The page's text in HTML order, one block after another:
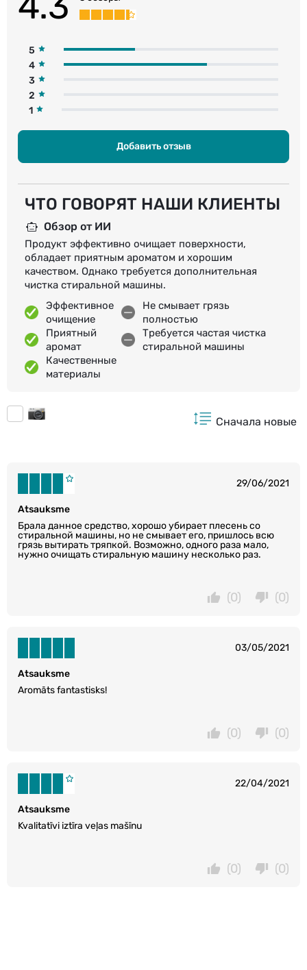
5
4
3
2
1
Добавить отзыв
ЧТО ГОВОРЯТ НАШИ КЛИЕНТЫ
Обзор от ИИ
Продукт эффективно очищает поверхности,
обладает приятным ароматом и хорошим
качеством. Однако требуется дополнительная
чистка стиральной машины.
Эффективное
очищение
Приятный
аромат
Качественные
материалы
Не смывает грязь
полностью
Требуется частая чистка
стиральной машины
Сначала новые
29/06/2021
Atsauksme
Брала данное средство, хорошо убирает плесень со
стиральной машины, но не смывает его, пришлось всю
грязь вытирать тряпкой. Возможно, одного раза мало,
нужно очищать стиральную машину несколько раз.
(0)
(0)
03/05/2021
Atsauksme
Aromāts fantastisks!
(0)
(0)
22/04/2021
Atsauksme
Kvalitatīvi iztīra veļas mašīnu
(0)
(0)